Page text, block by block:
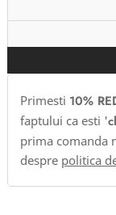
Primesti 10%
faptului ca esti '
prima comanda
despre politica